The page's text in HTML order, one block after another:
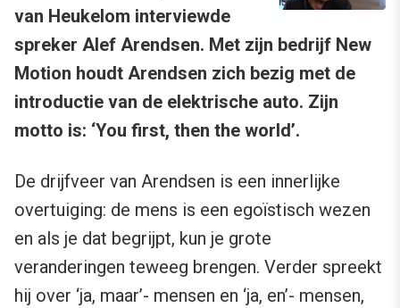
van Heukelom interviewde
spreker Alef Arendsen. Met zijn bedrijf New
Motion houdt Arendsen zich bezig met de
introductie van de elektrische auto. Zijn
motto is: ‘You first, then the world’.
De drijfveer van Arendsen is een innerlijke
overtuiging: de mens is een egoïstisch wezen
en als je dat begrijpt, kun je grote
veranderingen teweeg brengen. Verder spreekt
hij over ‘ja, maar’- mensen en ‘ja, en’- mensen,